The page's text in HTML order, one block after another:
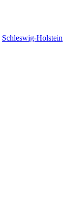
Schleswig-Holstein